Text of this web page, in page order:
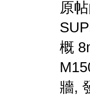
原
概
牆,